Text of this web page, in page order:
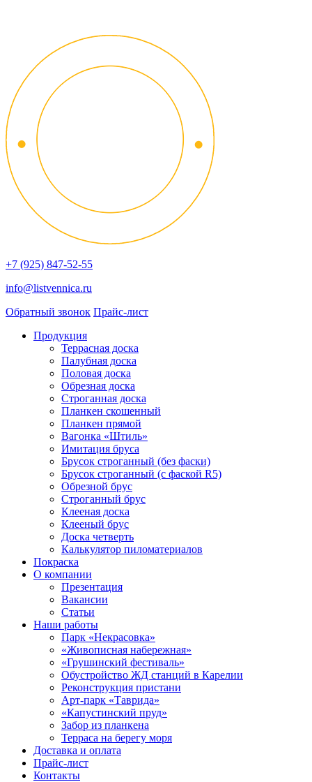
+7 (925) 847-52-55
info@listvennica.ru
Обратный звонок Прайс-лист
Продукция
Террасная доска
Палубная доска
Половая доска
Обрезная доска
Строганная доска
Планкен скошенный
Планкен прямой
Вагонка «Штиль»
Имитация бруса
Брусок строганный (без фаски)
Брусок строганный (с фаской R5)
Обрезной брус
Строганный брус
Клееная доска
Клееный брус
Доска четверть
Калькулятор пиломатериалов
Покраска
О компании
Презентация
Вакансии
Статьи
Наши работы
Парк «Некрасовка»
«Живописная набережная»
«Грушинский фестиваль»
Обустройство ЖД станций в Карелии
Реконструкция пристани
Арт-парк «Таврида»
«Капустинский пруд»
Забор из планкена
Терраса на берегу моря
Доставка и оплата
Прайс-лист
Контакты